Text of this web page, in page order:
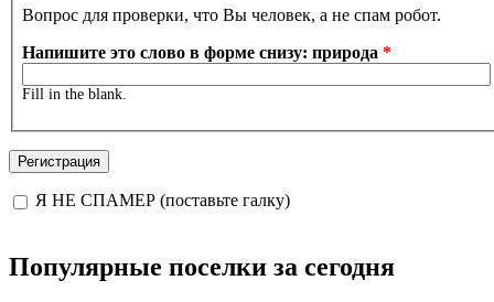
Вопрос для проверки, что Вы человек, а не спам робот.
Напишите это слово в форме снизу: природа *
Fill in the blank.
Я НЕ СПАМЕР (поставьте галку)
Популярные поселки за сегодня